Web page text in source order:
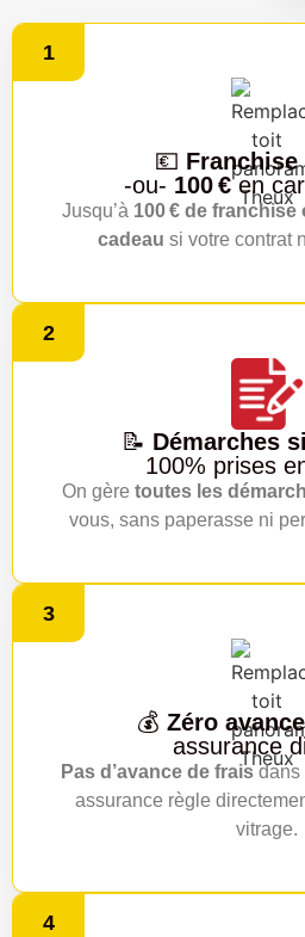
1
💶
-ou- 100 €en
Jusqu’à 100 € de franchise
cadeau si votre contrat
2
📝 Démarches
100% prises
On gère toutes les
vous, sans paperasse ni
3
💰 Zéro
assurance
Pas d’avance de fraisdans
assurance règle
vitrage.
4